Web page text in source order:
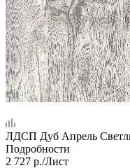
ЛДСП Дуб Апрель
Подробности
2 727 р./Лист